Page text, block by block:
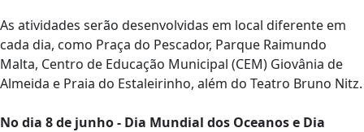
As atividades serão desenvolvidas em local diferente em
cada dia, como Praça do Pescador, Parque Raimundo
Malta, Centro de Educação Municipal (CEM) Giovânia de
Almeida e Praia do Estaleirinho, além do Teatro Bruno Nitz.
No dia 8 de junho - Dia Mundial dos Oceanos e Dia